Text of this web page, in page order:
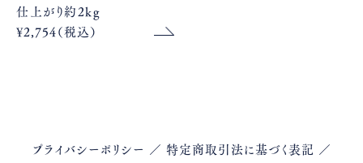
仕上がり約2kg
¥2,754（税込）
プライバシーポリシー ／ 特定商取引法に基づく表記 ／